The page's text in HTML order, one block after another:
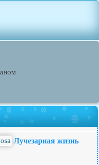
Лучезарная жизнь